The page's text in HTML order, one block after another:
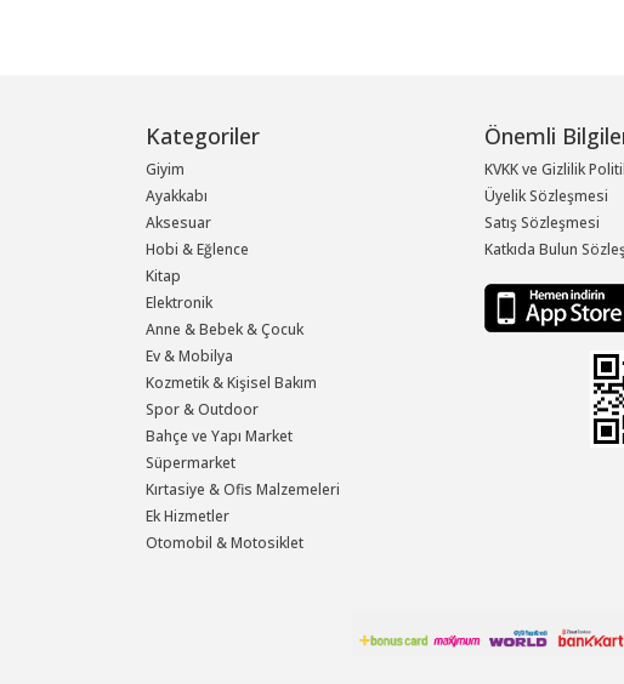
Kategoriler
Giyim
Ayakkabı
Aksesuar
Hobi & Eğlence
Kitap
Elektronik
Anne & Bebek & Çocuk
Ev & Mobilya
Kozmetik & Kişisel Bakım
Spor & Outdoor
Bahçe ve Yapı Market
Süpermarket
Kırtasiye & Ofis Malzemeleri
Ek Hizmetler
Otomobil & Motosiklet
Önemli
KVKK ve Gizlilik
Üyelik Sözleşmesi
Satış Sözleşmesi
Katkıda Bulun